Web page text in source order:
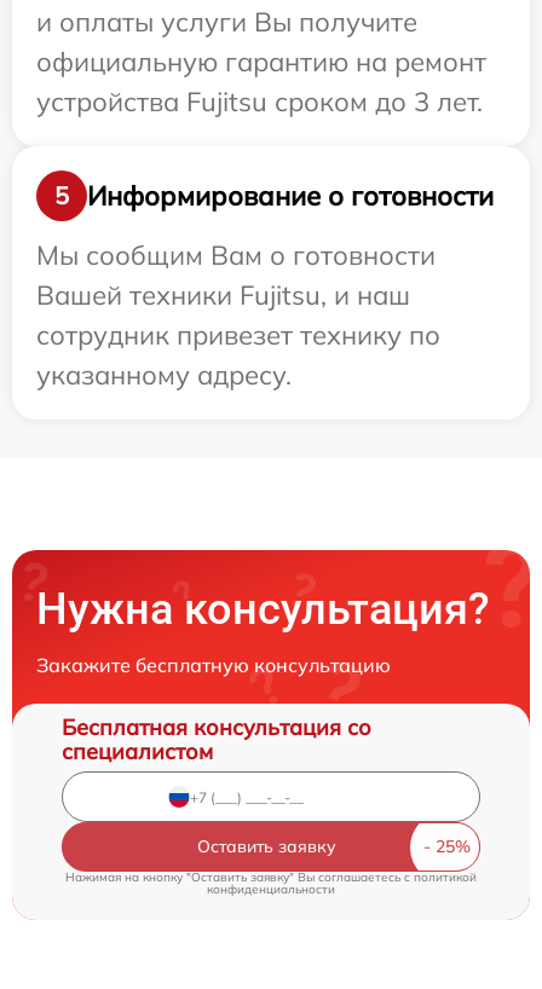
и оплаты услуги Вы получите
официальную гарантию на ремонт
устройства Fujitsu сроком до 3 лет.
5
Информирование о готовности
Мы сообщим Вам о готовности
Вашей техники Fujitsu, и наш
сотрудник привезет технику по
указанному адресу.
Нужна консультация?
Закажите бесплатную консультацию
Бесплатная консультация со
специалистом
Оставить заявку
Нажимая на кнопку "Оставить заявку" Вы соглашаетесь cполитикой
конфиденциальности